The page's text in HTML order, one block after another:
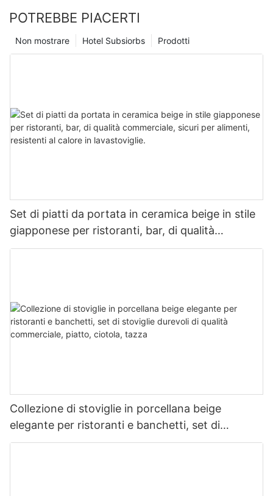
POTREBBE PIACERTI
Prodotti
Hotel Subsiorbs
Non mostrare
Set di piatti da portata in ceramica beige in stile
giapponese per ristoranti, bar, di qualità
commerciale, sicuri per alimenti, resistenti al
Collezione di stoviglie in porcellana beige
elegante per ristoranti e banchetti, set di
stoviglie durevoli di qualità commerciale, piatto,